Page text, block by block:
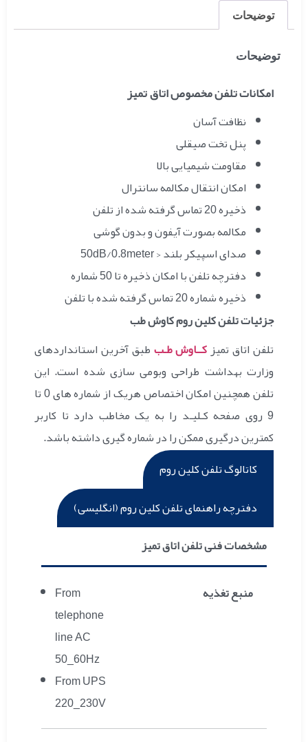
توضیحات
توضیحات
امکانات تلفن مخصوص اتاق تمیز
نظافت آسان
پنل تخت صیقلی
مقاومت شیمیایی بالا
امکان انتقال مکالمه سانترال
ذخیره 20 تماس گرفته شده از تلفن
مکالمه بصورت آیفون و بدون گوشی
صدای اسپیکر بلند < 50dB/0.8meter
دفترچه تلفن با امکان ذخیره تا 50 شماره
ذخیره شماره 20 تماس گرفته شده با تلفن
جزئیات تلفن کلین روم کاوش طب
تلفن اتاق تمیزکــاوش طـبطبق آخرین استانداردهای
وزارت بهداشت طراحی وبومی سازی شده است. این
تلفن همچنین امکان اختصاص هریک از شماره های 0 تا
9 روی صفحه کـلیـد را به یک مخاطب دارد تا کاربر
کمترین درگیری ممکن را در شماره گیری داشته باشد.
کاتالوگ تلفن کلین روم
دفترچه راهنمای تلفن کلین روم (انگلیسی)
مشخصات فنی تلفن اتاق تمیز
منبع تغذیه
From
telephone
line AC
50_60Hz
From UPS
220_230V